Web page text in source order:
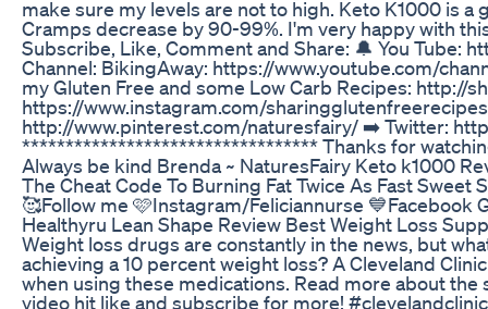
make sure my levels are not to high. Keto K1000 is
Cramps decrease by 90-99%. I'm very happy with
Subscribe, Like, Comment and Share: 🔔 You Tube:
Channel: BikingAway: https://www.youtube.com/
my Gluten Free and some Low Carb Recipes:
https://www.instagram.com/
http://www.pinterest.com/naturesfairy/ ➡️ Twitter:
********************************** Thanks for
Always be kind Brenda ~ NaturesFairy Keto k1000
The Cheat Code To Burning Fat Twice As Fast
🥰Follow me 🩷Instagram/Feliciannurse 💙Facebook
Healthyru Lean Shape Review Best Weight Loss
Weight loss drugs are constantly in the news, but
achieving a 10 percent weight loss? A Cleveland
when using these medications. Read more about
video hit like and subscribe for more!